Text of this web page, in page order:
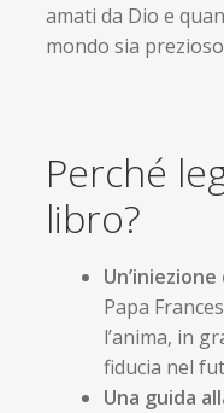
amati da Dio e
mondo sia
Perché
libro?
Papa
l’anima, in
fiducia nel
Una guida